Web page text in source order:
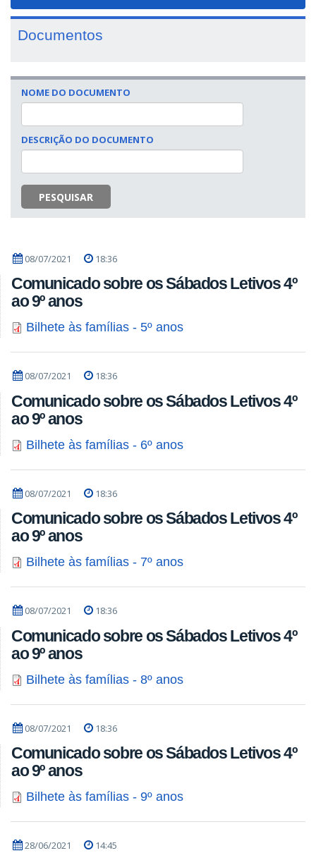
Documentos
NOME DO DOCUMENTO
DESCRIÇÃO DO DOCUMENTO
PESQUISAR
08/07/2021 18:36
Comunicado sobre os Sábados Letivos 4º
ao 9º anos
Bilhete às famílias - 5º anos
08/07/2021 18:36
Comunicado sobre os Sábados Letivos 4º
ao 9º anos
Bilhete às famílias - 6º anos
08/07/2021 18:36
Comunicado sobre os Sábados Letivos 4º
ao 9º anos
Bilhete às famílias - 7º anos
08/07/2021 18:36
Comunicado sobre os Sábados Letivos 4º
ao 9º anos
Bilhete às famílias - 8º anos
08/07/2021 18:36
Comunicado sobre os Sábados Letivos 4º
ao 9º anos
Bilhete às famílias - 9º anos
28/06/2021 14:45